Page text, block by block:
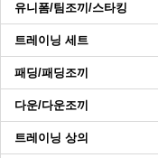
유니폼/팀조끼/스타킹
트레이닝 세트
패딩/패딩조끼
다운/다운조끼
트레이닝 상의